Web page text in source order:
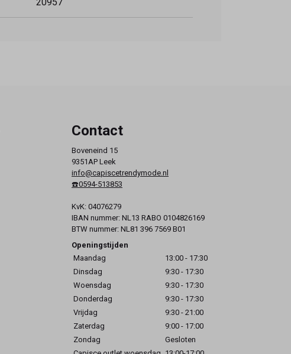
Contact
Boveneind 15
9351AP Leek
info@capiscetrendymode.nl
☎️0594-513853
KvK: 04076279
IBAN nummer: NL13 RABO 0104826169
BTW nummer: NL81 396 7569 B01
Openingstijden
Maandag
13:00 - 17:30
Dinsdag
9:30 - 17:30
Woensdag
9:30 - 17:30
Donderdag
9:30 - 17:30
Vrijdag
9:30 - 21:00
Zaterdag
9:00 - 17:00
Zondag
Gesloten